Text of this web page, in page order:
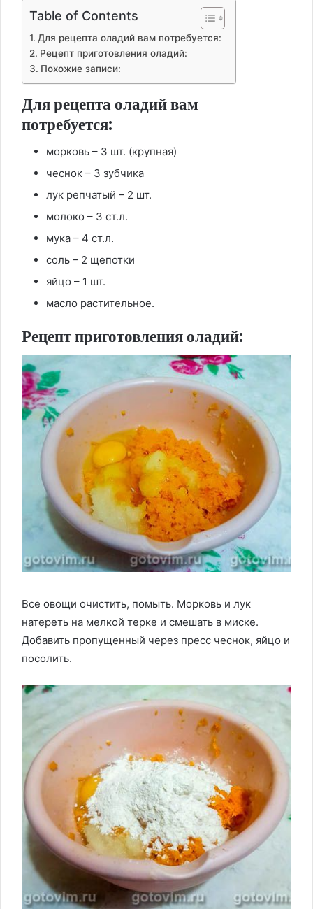
Table of Contents
Для рецепта оладий вам потребуется:
Рецепт приготовления оладий:
Похожие записи:
Для рецепта оладий вам
потребуется:
морковь – 3 шт. (крупная)
чеснок – 3 зубчика
лук репчатый – 2 шт.
молоко – 3 ст.л.
мука – 4 ст.л.
соль – 2 щепотки
яйцо – 1 шт.
масло растительное.
Рецепт приготовления оладий:
Все овощи очистить, помыть. Морковь и лук
натереть на мелкой терке и смешать в миске.
Добавить пропущенный через пресс чеснок, яйцо и
посолить.